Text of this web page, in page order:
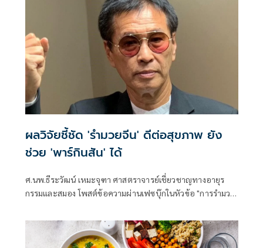
ผลวิจัยชี้ชัด 'รำมวยจีน' ดีต่อสุขภาพ ยัง
ช่วย 'พาร์กินสัน' ได้
ศ.นพ.ธีระวัฒน์ เหมะจุฑา ศาสตราจารย์เชี่ยวชาญทางอายุร
กรรมและสมอง โพสต์ข้อความผ่านเฟซบุ๊กในหัวข้อ "การรำมวย